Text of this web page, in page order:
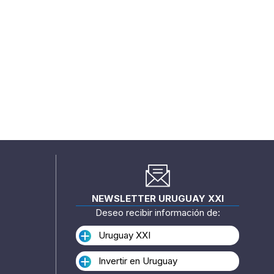
NEWSLETTER URUGUAY XXI
Deseo recibir información de:
Uruguay XXI
Invertir en Uruguay